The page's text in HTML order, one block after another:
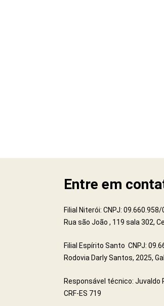
Entre em
Filial Niterói: CNPJ:
Rua são João , 119 sala 302,
Filial Espírito Santo CNPJ:
Rodovia Darly Santos, 2025,
Responsável técnico: Juvaldo
CRF-ES 719